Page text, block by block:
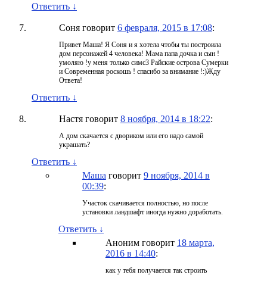
Ответить ↓
Соня говорит 6 февраля, 2015 в 17:08:
Привет Маша! Я Соня и я хотела чтобы ты построила
дом персонажей 4 человека! Мама папа дочка и сын !
умоляю !у меня только симс3 Райские острова Сумерки
и Современная роскошь ! спасибо за внимание !:)Жду
Ответа!
Ответить ↓
Настя говорит 8 ноября, 2014 в 18:22:
А дом скачается с двориком или его надо самой
украшать?
Ответить ↓
Маша говорит 9 ноября, 2014 в
00:39:
Участок скачивается полностью, но после
установки ландшафт иногда нужно доработать.
Ответить ↓
Аноним говорит 18 марта,
2016 в 14:40:
как у тебя получается так строить